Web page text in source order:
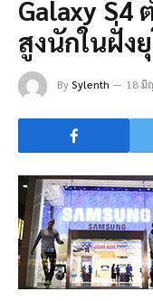
Galaxy S4
สูงนักในฝั่ง
BySylenth 18 มิ